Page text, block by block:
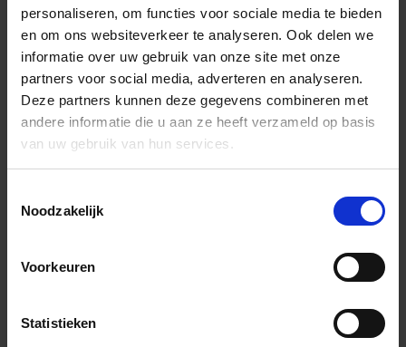
personaliseren, om functies voor sociale media te bieden
en om ons websiteverkeer te analyseren. Ook delen we
informatie over uw gebruik van onze site met onze
partners voor social media, adverteren en analyseren.
Deze partners kunnen deze gegevens combineren met
andere informatie die u aan ze heeft verzameld op basis
van uw gebruik van hun services.
Noodzakelijk
Voorkeuren
Statistieken